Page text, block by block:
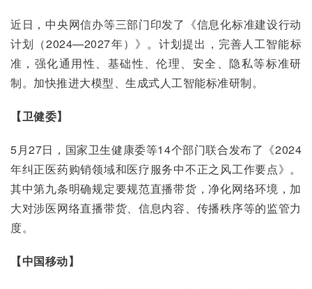
近日，中央网信办等三部门印发了《信息化标准建设行动
计划（2024—2027年）》。计划提出，完善人工智能标
准，强化通用性、基础性、伦理、安全、隐私等标准研
制。加快推进大模型、生成式人工智能标准研制。
【卫健委】
5月27日，国家卫生健康委等14个部门联合发布了《2024
年纠正医药购销领域和医疗服务中不正之风工作要点》。
其中第九条明确规定要规范直播带货，净化网络环境，加
大对涉医网络直播带货、信息内容、传播秩序等的监管力
度。
【中国移动】